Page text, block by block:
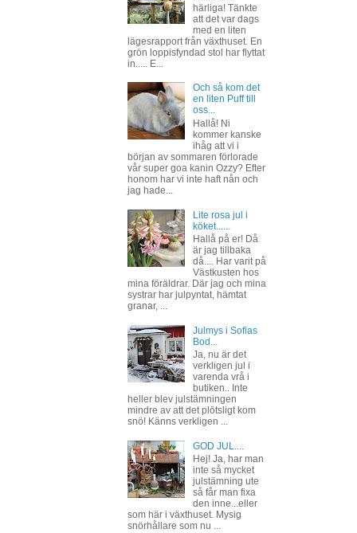
härliga! Tänkte
att det var dags
med en liten
lägesrapport från växthuset. En
grön loppisfyndad stol har flyttat
in..... E...
Och så kom det
en liten Puff till
oss...
Hallå! Ni
kommer kanske
ihåg att vi i
början av sommaren förlorade
vår super goa kanin Ozzy? Efter
honom har vi inte haft nån och
jag hade...
Lite rosa jul i
köket......
Hallå på er! Då
är jag tillbaka
då.... Har varit på
Västkusten hos
mina föräldrar. Där jag och mina
systrar har julpyntat, hämtat
granar, ...
Julmys i Sofias
Bod...
Ja, nu är det
verkligen jul i
varenda vrå i
butiken.. Inte
heller blev julstämningen
mindre av att det plötsligt kom
snö! Känns verkligen ...
GOD JUL....
Hej! Ja, har man
inte så mycket
julstämning ute
så får man fixa
den inne...eller
som här i växthuset. Mysig
snörhållare som nu ...